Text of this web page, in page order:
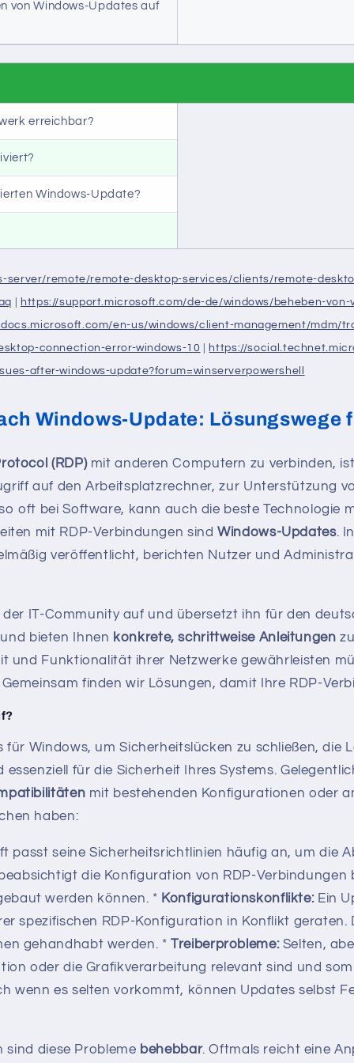
von Windows-Updates auf
erreichbar?
Windows-Update?
server/remote/remote-desktop-services/clients/remote-
https://support.microsoft.com/de-de/windows/beheben-
en-us/windows/client-management/mdm/
connection-error-windows-10 https://
after-windows-update?forum=winserverpowershell
Windows-Update: Lösungswege
(RDP)mit anderen Computern zu verbinden,
auf den Arbeitsplatzrechner, zur Unterstützung
oft bei Software, kann auch die beste Technologie
mit RDP-Verbindungen sindWindows-Updates.
veröffentlicht, berichten Nutzer und
IT-Community auf und übersetzt ihn für den
bieten Ihnen konkrete, schrittweise Anleitungen
und Funktionalität ihrer Netzwerke gewährleisten
finden wir Lösungen, damit Ihre RDP-
Windows, um Sicherheitslücken zu schließen, die
für die Sicherheit Ihres Systems.
mit bestehenden Konfigurationen oder
haben:
passt seine Sicherheitsrichtlinien häufig an, um die
die Konfiguration von RDP-
werden können. * Konfigurationskonflikte:Ein
spezifischen RDP-Konfiguration in Konflikt geraten.
gehandhabt werden. *Treiberprobleme:Selten,
oder die Grafikverarbeitung relevant sind und
wenn es selten vorkommt, können Updates selbst
sind diese Probleme behebbar. Oftmals reicht eine